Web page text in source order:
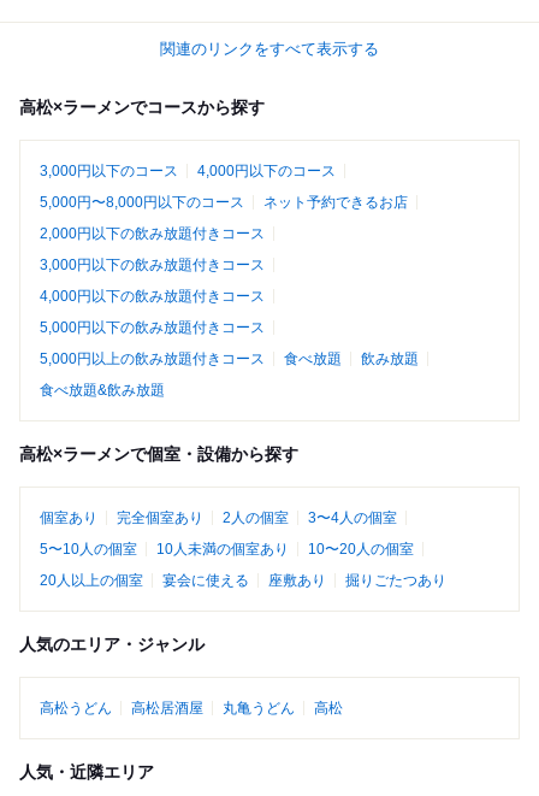
関連のリンクをすべて表示する
高松×ラーメンでコースから探す
3,000円以下のコース
4,000円以下のコース
5,000円〜8,000円以下のコース
ネット予約できるお店
2,000円以下の飲み放題付きコース
3,000円以下の飲み放題付きコース
4,000円以下の飲み放題付きコース
5,000円以下の飲み放題付きコース
5,000円以上の飲み放題付きコース
食べ放題
飲み放題
食べ放題&飲み放題
高松×ラーメンで個室・設備から探す
個室あり 完全個室あり 2人の個室
3〜4人の個室
5〜10人の個室
10人未満の個室あり
10〜20人の個室
20人以上の個室
宴会に使える 座敷あり 掘りごたつあり
人気のエリア・ジャンル
高松うどん 高松居酒屋 丸亀うどん 高松
人気・近隣エリア